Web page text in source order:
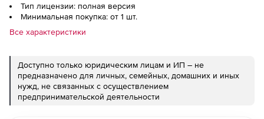
Тип лицензии: полная версия
Минимальная покупка: от 1 шт.
Все характеристики
Доступно только юридическим лицам и ИП – не
предназначено для личных, семейных, домашних и иных
нужд, не связанных с осуществлением
предпринимательской деятельности